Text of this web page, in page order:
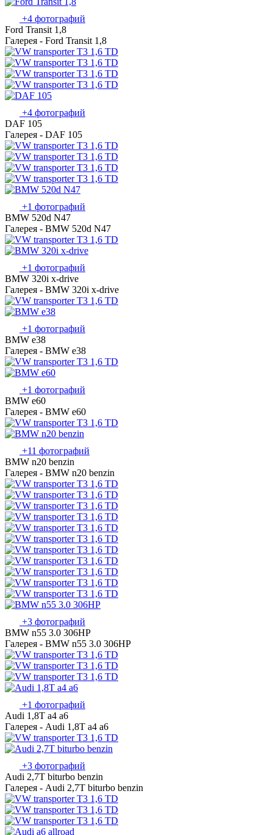
+4 фотографий
Ford Transit 1,8
Галерея - Ford Transit 1,8
+4 фотографий
DAF 105
Галерея - DAF 105
+1 фотографий
BMW 520d N47
Галерея - BMW 520d N47
+1 фотографий
BMW 320i x-drive
Галерея - BMW 320i x-drive
+1 фотографий
BMW e38
Галерея - BMW e38
+1 фотографий
BMW e60
Галерея - BMW e60
+11 фотографий
BMW n20 benzin
Галерея - BMW n20 benzin
+3 фотографий
BMW n55 3.0 306HP
Галерея - BMW n55 3.0 306HP
+1 фотографий
Audi 1,8T a4 a6
Галерея - Audi 1,8T a4 a6
+3 фотографий
Audi 2,7T biturbo benzin
Галерея - Audi 2,7T biturbo benzin